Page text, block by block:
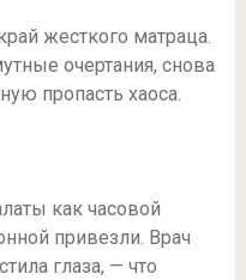
жесткого матраца.
очертания, снова
пропасть хаоса.
как часовой
привезли. Врач
глаза, — что